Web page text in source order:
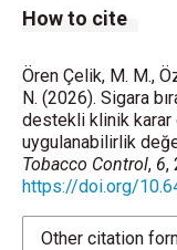
How to cite
Ören Çelik, M. M.,
N. (2026). Sigara
destekli klinik karar
uygulanabilirlik
Tobacco Control, 6,
https://doi.org/
Other citation